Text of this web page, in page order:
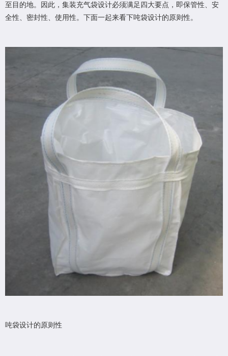
至目的地。因此，集装充气袋设计必须满足四大要点，即保管性、安
全性、密封性、使用性。下面一起来看下吨袋设计的原则性。
吨袋设计的原则性